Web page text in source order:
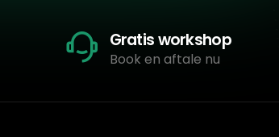
Gratis workshop
Book en aftale nu